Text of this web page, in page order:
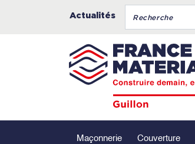
Actualités
Maçonnerie Couverture